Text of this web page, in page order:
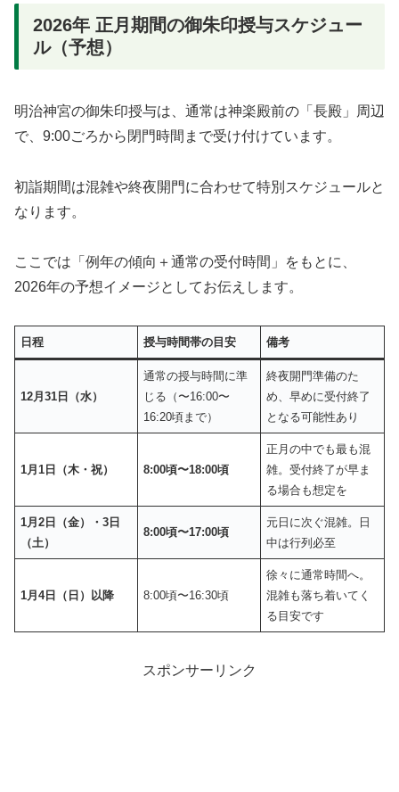
2026年 正月期間の御朱印授与スケジュー
ル（予想）
明治神宮の御朱印授与は、通常は神楽殿前の「長殿」周辺
で、9:00ごろから閉門時間まで受け付けています。
初詣期間は混雑や終夜開門に合わせて特別スケジュールと
なります。
ここでは「例年の傾向＋通常の受付時間」をもとに、
2026年の予想イメージとしてお伝えします。
日程 授与時間帯の目安 備考
12月31日（水）
通常の授与時間に準
じる（〜16:00〜
16:20頃まで）
終夜開門準備のた
め、早めに受付終了
となる可能性あり
1月1日（木・祝） 8:00頃〜18:00頃
正月の中でも最も混
雑。受付終了が早ま
る場合も想定を
1月2日（金）・3日
（土）
8:00頃〜17:00頃
元日に次ぐ混雑。日
中は行列必至
1月4日（日）以降 8:00頃〜16:30頃
徐々に通常時間へ。
混雑も落ち着いてく
る目安です
スポンサーリンク